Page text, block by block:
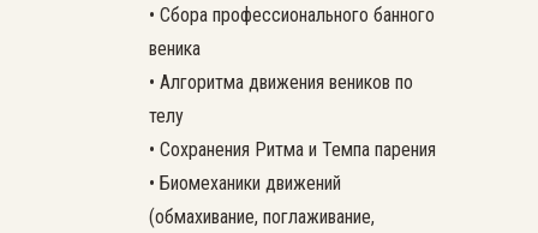
• Сбора профессионального банного
веника
• Алгоритма движения веников по
телу
• Сохранения Ритма и Темпа парения
• Биомеханики движений
(обмахивание, поглаживание,